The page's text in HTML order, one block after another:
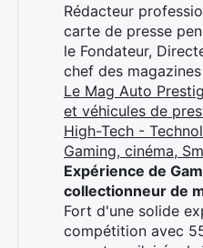
Rédacteur
carte de presse
le Fondateur,
chef des magazines
Le Mag Auto
et véhicules de
High-Tech -
Gaming, cinéma,
Expérience de
collectionneur de
Fort d'une solide
compétition avec